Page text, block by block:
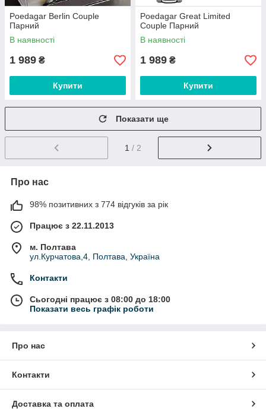
Poedagar Berlin Couple
Парний
В наявності
1 989 ₴
Купити
Poedagar Great Limited
Couple Парний
В наявності
1 989 ₴
Купити
Показати ще
1 / 2
Про нас
98% позитивних з 774 відгуків за рік
Працює з 22.11.2013
м. Полтава
ул.Курчатова,4, Полтава, Україна
Контакти
Сьогодні працює з 08:00 до 18:00
Показати весь графік роботи
Про нас
Контакти
Доставка та оплата